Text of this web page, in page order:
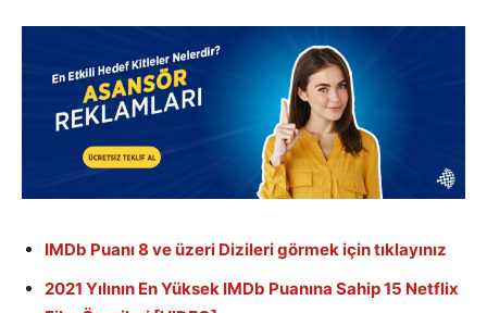
IMDb Puanı 8 ve üzeri Dizileri görmek için tıklayınız
2021 Yılının En Yüksek IMDb Puanına Sahip 15 Netflix